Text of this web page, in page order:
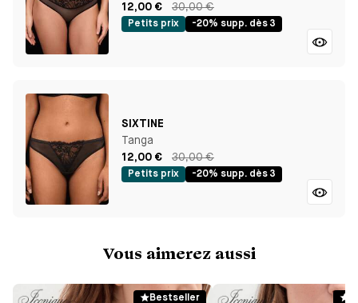
12,00 €
30,00 €
Petits prix -20% supp. dès 3
SIXTINE
Tanga
12,00 €
30,00 €
Petits prix -20% supp. dès 3
Vous aimerez aussi
Bestseller